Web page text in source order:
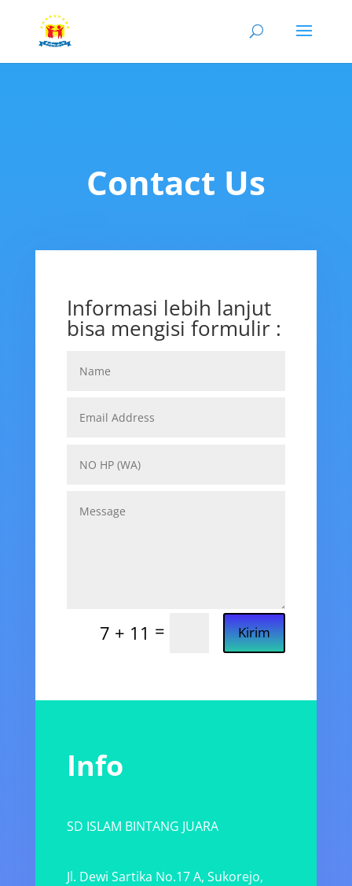
Contact Us
Informasi lebih lanjut
bisa mengisi formulir :
7 + 11 = Kirim
Info
SD ISLAM BINTANG JUARA
Jl. Dewi Sartika No.17 A, Sukorejo,